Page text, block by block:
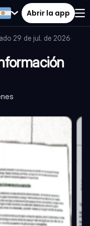
Abrir la app
29 de jul. de 2026·